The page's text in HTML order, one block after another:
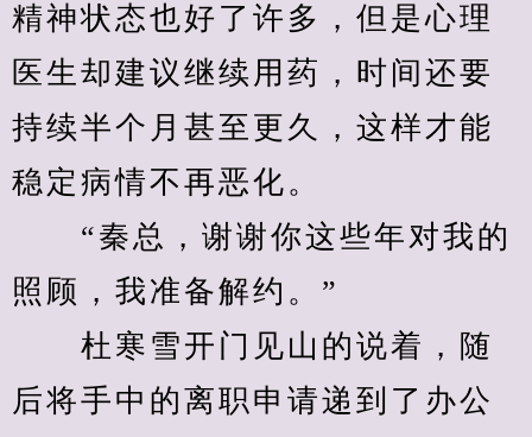
精神状态也好了许多，但是心理
医生却建议继续用药，时间还要
持续半个月甚至更久，这样才能
稳定病情不再恶化。
“秦总，谢谢你这些年对我的
照顾，我准备解约。”
杜寒雪开门见山的说着，随
后将手中的离职申请递到了办公